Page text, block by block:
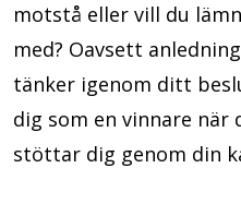
motstå eller vill du
med? Oavsett
tänker igenom ditt
dig som en vinnare när
stöttar dig genom din